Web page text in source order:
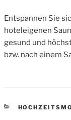
Entspannen Sie
hoteleigenen
gesund und
bzw. nach einem
CATEGORIES